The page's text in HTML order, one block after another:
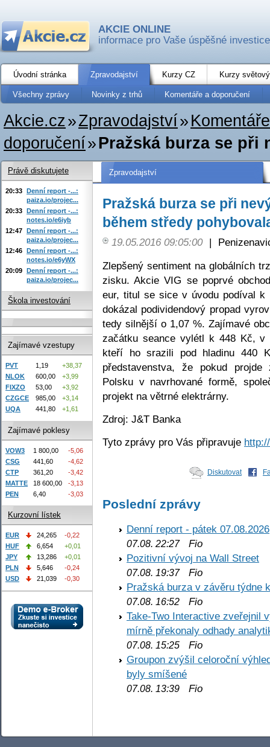
AKCIE ONLINE
informace pro Vaše úspěšné investice
Úvodní stránka Zpravodajství Kurzy CZ Kurzy
Všechny zprávy Novinky z trhů Komentáře a doporučení
Akcie.cz»Zpravodajství»
doporučení»Pražská burza se při
Zpravodajství
Pražská burza se při
během středy
19.05.2016 09:05:00 |
Zlepšený sentiment na globálních
zisku. Akcie VIG se poprvé
eur, titul se sice v úvodu podíval k
dokázal podividendový propad
tedy silnější o 1,07 %. Zajímavé
začátku seance vylétl k 448 Kč, v
kteří ho srazili pod hladinu 440
představenstva, že pokud
Polsku v navrhované formě,
projekt na větrné elektrárny.
Zdroj: J&T Banka
Tyto zprávy pro Vás připravuje
Diskutovat
Poslední zprávy
Denní report - pátek 07.08.2026
07.08. 22:27Fio
Pozitivní vývoj na Wall Street
07.08. 19:37Fio
Pražská burza v závěru týdne
07.08. 16:52 Fio
Take-Two Interactive zveřejnil
mírně překonaly odhady
07.08. 15:25 Fio
Groupon zvýšil celoroční
byly smíšené
07.08. 13:39 Fio
Právě diskutujete
20:33 Denní report -...:
paiza.io/projec...
20:33 Denní report -...:
notes.io/e6iyb
12:47 Denní report -...:
paiza.io/projec...
12:46 Denní report -...:
notes.io/e6yWX
20:09 Denní report -...:
paiza.io/projec...
Škola investování
Zajímavé vzestupy
PVT 1,19
+38,37
NLOK
600,00
+3,99
FIXZO
53,00
+3,92
CZGCE
985,00
+3,14
UQA
441,80 +1,61
Zajímavé poklesy
VOW3 1 800,00
-5,06
CSG
441,60
-4,62
CTP
361,20
-3,42
MATTE
18 600,00
-3,13
PEN
6,40 -3,03
Kurzovní lístek
EUR 24,265
-0,22
HUF
6,654
+0,01
JPY
13,286
+0,01
PLN
5,646
-0,24
USD
21,039 -0,30